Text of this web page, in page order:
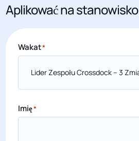
Aplikować na stanowisko
Wakat*
Imię*